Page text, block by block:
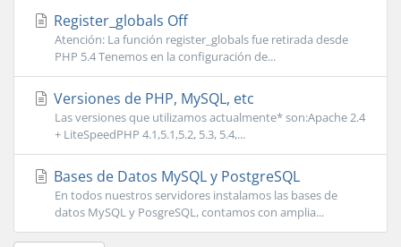
Register_globals Off
Atención: La función register_globals fue retirada desde
PHP 5.4 Tenemos en la configuración de...
Versiones de PHP, MySQL, etc
Las versiones que utilizamos actualmente* son:Apache 2.4
+ LiteSpeedPHP 4.1,5.1,5.2, 5.3, 5.4,...
Bases de Datos MySQL y PostgreSQL
En todos nuestros servidores instalamos las bases de
datos MySQL y PosgreSQL, contamos con amplia...